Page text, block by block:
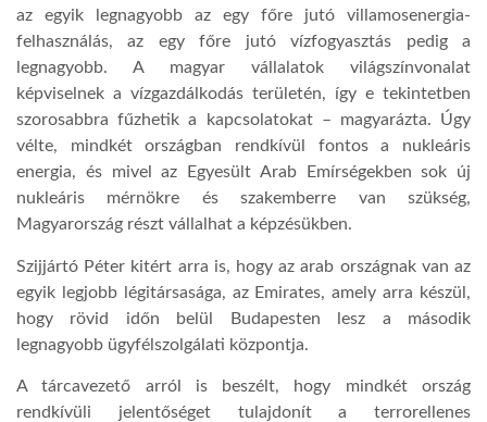
az egyik legnagyobb az egy főre jutó villamosenergia-
felhasználás, az egy főre jutó vízfogyasztás pedig a
legnagyobb. A magyar vállalatok világszínvonalat
képviselnek a vízgazdálkodás területén, így e tekintetben
szorosabbra fűzhetik a kapcsolatokat – magyarázta. Úgy
vélte, mindkét országban rendkívül fontos a nukleáris
energia, és mivel az Egyesült Arab Emírségekben sok új
nukleáris mérnökre és szakemberre van szükség,
Magyarország részt vállalhat a képzésükben.
Szijjártó Péter kitért arra is, hogy az arab országnak van az
egyik legjobb légitársasága, az Emirates, amely arra készül,
hogy rövid időn belül Budapesten lesz a második
legnagyobb ügyfélszolgálati központja.
A tárcavezető arról is beszélt, hogy mindkét ország
rendkívüli jelentőséget tulajdonít a terrorellenes